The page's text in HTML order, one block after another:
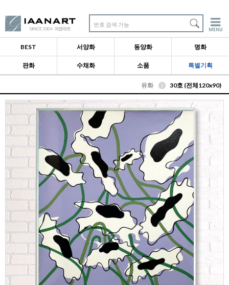
번호 검색 가능
BEST 서양화 동양화 명화
판화 수채화 소품 특별기획
유화 30호 (전체120x90)